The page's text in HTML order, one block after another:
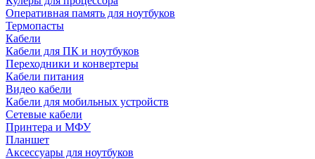
Оперативная память для ноутбуков
Термопасты
Кабели
Кабели для ПК и ноутбуков
Переходники и конвертеры
Кабели питания
Видео кабели
Кабели для мобильных устройств
Сетевые кабели
Принтера и МФУ
Планшет
Аксессуары для ноутбуков